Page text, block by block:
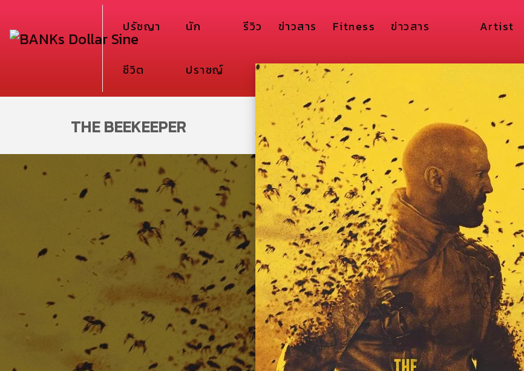
ปรัชญา
ชีวิต
นัก
ปราชญ์
รีวิว ข่าวสาร Fitness ข่าวสาร Artist
THE BEEKEEPER
The Beekeeper
10/01/2024 | Action, Thriller, Drama